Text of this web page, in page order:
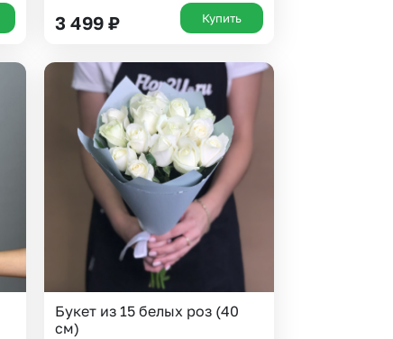
3 499 ₽ Купить
Букет из 15 белых роз (40
см)